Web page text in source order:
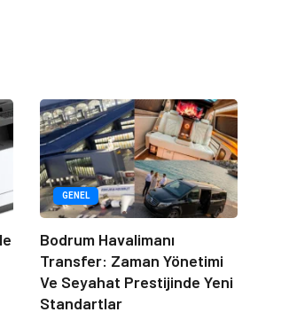
GENEL
Bodrum Havalimanı
Transfer: Zaman Yönetimi
Ve Seyahat Prestijinde Yeni
Standartlar